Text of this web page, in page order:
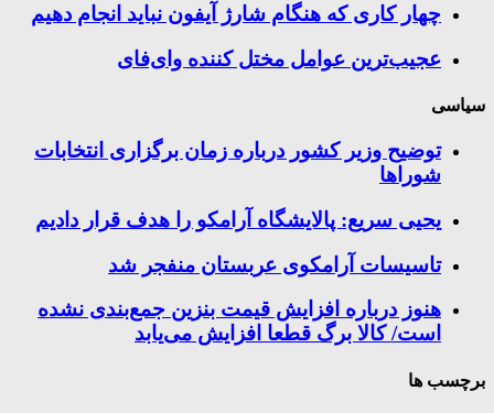
چهار کاری که هنگام شارژ آیفون نباید انجام دهیم
عجیب‌ترین عوامل مختل کننده وای‌فای
سیاسی
توضیح وزیر کشور درباره زمان برگزاری انتخابات
شوراها
یحیی سریع: پالایشگاه آرامکو را هدف قرار دادیم
تاسیسات آرامکوی عربستان منفجر شد
هنوز درباره افزایش قیمت بنزین جمع‌بندی نشده
است/ کالا برگ قطعا افزایش می‌یابد
برچسب ها